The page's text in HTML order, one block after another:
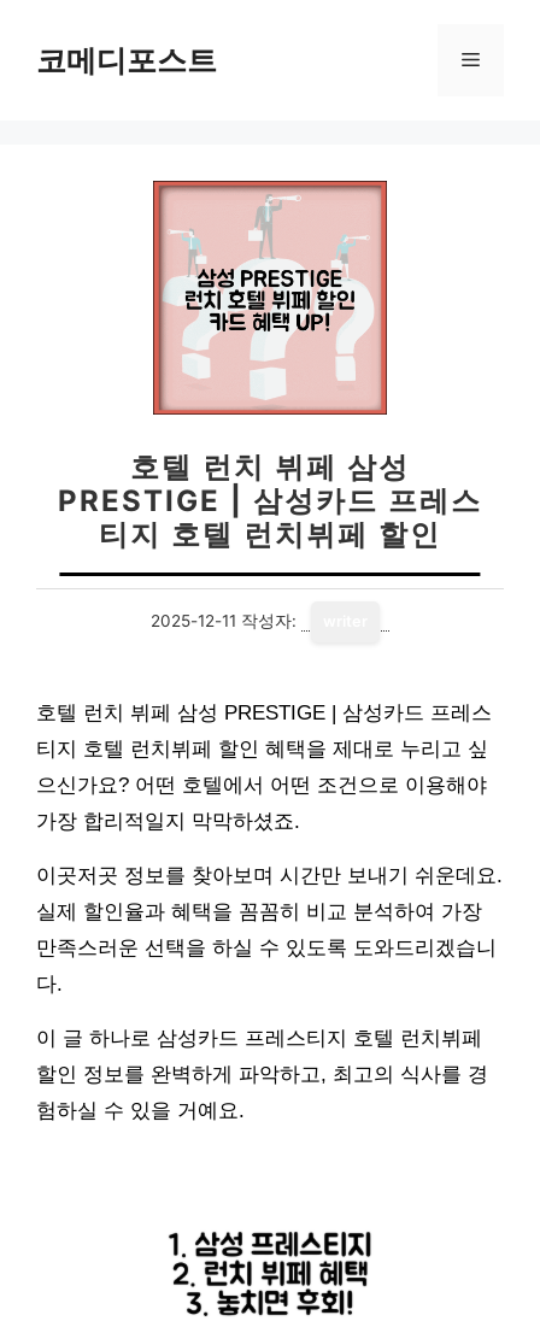
코메디포스트 메
호텔 런치 뷔페 삼성
PRESTIGE | 삼성카드 프레스
티지 호텔 런치뷔페 할인
2025-12-11 작성자:
호텔 런치 뷔페 삼성 PRESTIGE | 삼성카드 프레스
티지 호텔 런치뷔페 할인 혜택을 제대로 누리고 싶
으신가요? 어떤 호텔에서 어떤 조건으로 이용해야
가장 합리적일지 막막하셨죠.
이곳저곳 정보를 찾아보며 시간만 보내기 쉬운데요.
실제 할인율과 혜택을 꼼꼼히 비교 분석하여 가장
만족스러운 선택을 하실 수 있도록 도와드리겠습니
다.
이 글 하나로 삼성카드 프레스티지 호텔 런치뷔페
할인 정보를 완벽하게 파악하고, 최고의 식사를 경
험하실 수 있을 거예요.